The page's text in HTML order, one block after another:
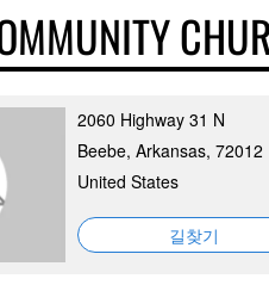
2060 Highway 31 N
Beebe, Arkansas, 72012
United States
길찾기